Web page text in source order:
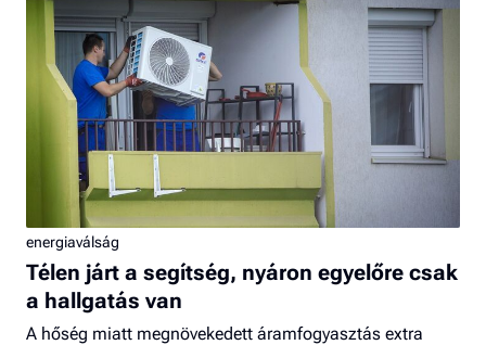
energiaválság
Télen járt a segítség, nyáron egyelőre csak
a hallgatás van
A hőség miatt megnövekedett áramfogyasztás extra